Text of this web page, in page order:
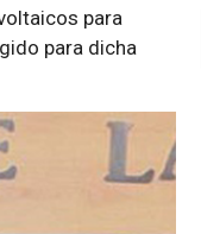
para
para dicha